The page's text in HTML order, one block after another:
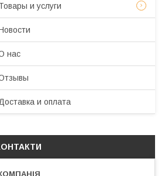
и услуги
нас
Доставка и оплата